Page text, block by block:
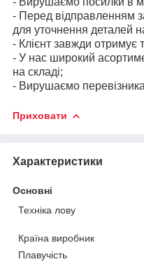
- Перед відправленням
для уточнення деталей
- Клієнт завжди отримує
- У нас широкий
на складі;
- Вирушаємо
Приховати
Характеристики
Основні
Техніка лову
Країна виробник
Плавучість